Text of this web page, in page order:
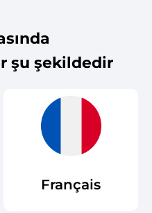
şu şekildedir
Français